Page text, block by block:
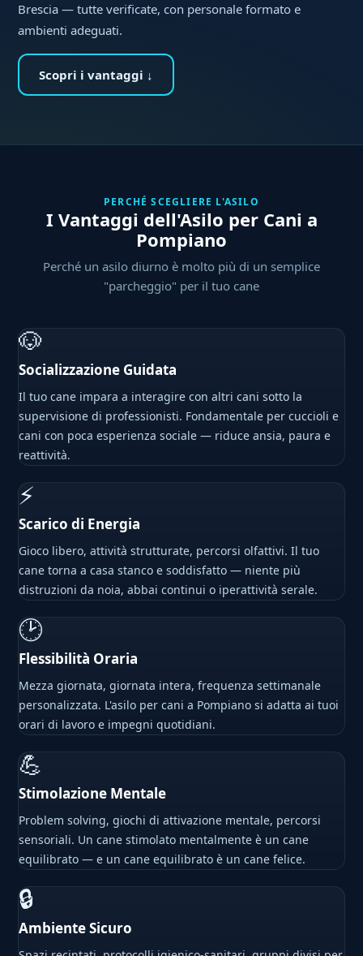
Brescia — tutte verificate, con personale formato e
ambienti adeguati.
Scopri i vantaggi ↓
PERCHÉ SCEGLIERE L'ASILO
I Vantaggi dell'Asilo per Cani a
Pompiano
Perché un asilo diurno è molto più di un semplice
"parcheggio" per il tuo cane
🐶
Socializzazione Guidata
Il tuo cane impara a interagire con altri cani sotto la
supervisione di professionisti. Fondamentale per cuccioli e
cani con poca esperienza sociale — riduce ansia, paura e
reattività.
⚡
Scarico di Energia
Gioco libero, attività strutturate, percorsi olfattivi. Il tuo
cane torna a casa stanco e soddisfatto — niente più
distruzioni da noia, abbai continui o iperattività serale.
🕑
Flessibilità Oraria
Mezza giornata, giornata intera, frequenza settimanale
personalizzata. L'asilo per cani a Pompiano si adatta ai tuoi
orari di lavoro e impegni quotidiani.
💪
Stimolazione Mentale
Problem solving, giochi di attivazione mentale, percorsi
sensoriali. Un cane stimolato mentalmente è un cane
equilibrato — e un cane equilibrato è un cane felice.
🔒
Ambiente Sicuro